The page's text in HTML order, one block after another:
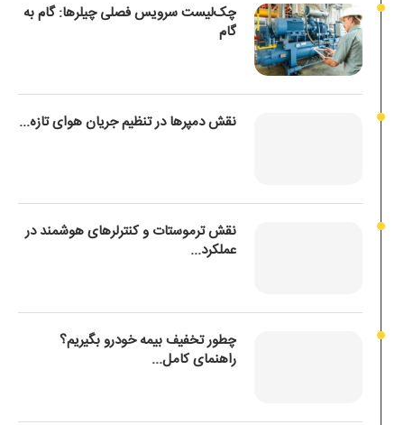
چک‌لیست سرویس فصلی چیلرها: گام به
گام
نقش دمپرها در تنظیم جریان هوای تازه...
نقش ترموستات و کنترلرهای هوشمند در
عملکرد...
چطور تخفیف بیمه خودرو بگیریم؟
راهنمای کامل...